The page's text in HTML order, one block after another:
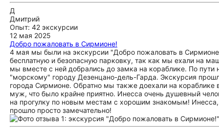
Д
Дмитрий
Опыт: 42 экскурсии
12 мая 2025
Добро пожаловать в Сирмионе!
4 мая мы были на экскурсии "Добро пожаловать в
бесплатную и безопасную парковку, так как мы ехали на
мы вместе с ней добрались до замка на кораблике. По
"морскому" городу Дезенцано-дель-Гарда. Экскурсия
города Сирмионе. Обратно мы также доехали на кораблике
муж, что было крайне приятно. Инесса очень душевный
на прогулку по новым местам с хорошим знакомым!
прошло просто замечательно!